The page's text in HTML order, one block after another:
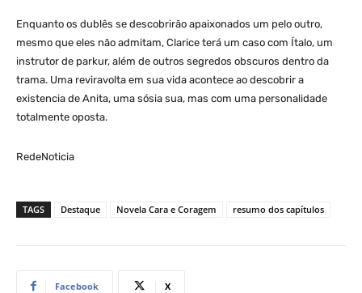
Enquanto os dublês se descobrirão apaixonados um pelo outro,
mesmo que eles não admitam, Clarice terá um caso com Ítalo, um
instrutor de parkur, além de outros segredos obscuros dentro da
trama. Uma reviravolta em sua vida acontece ao descobrir a
existencia de Anita, uma sósia sua, mas com uma personalidade
totalmente oposta.
RedeNoticia
TAGS Destaque Novela Cara e Coragem resumo dos capítulos
Facebook X